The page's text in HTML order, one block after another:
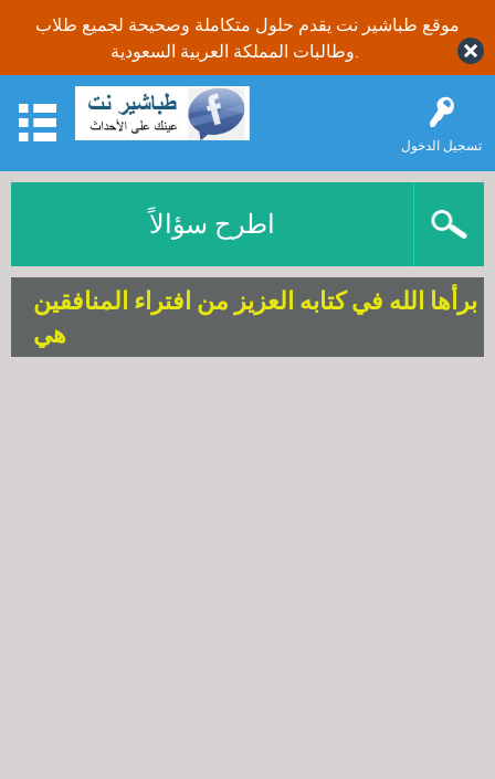
موقع طباشير نت يقدم حلول متكاملة وصحيحة لجميع طلاب
تسجيل الدخول
اطرح سؤالاً
برأها الله في كتابه العزيز من افتراء المنافقين
هي